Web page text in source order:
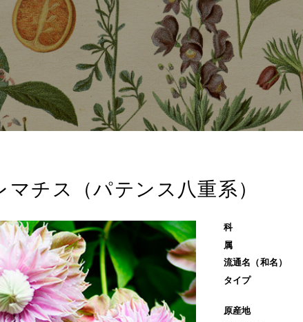
マチス（パテンス八重系）
科
属
流通名（和名）
タイプ
原産地